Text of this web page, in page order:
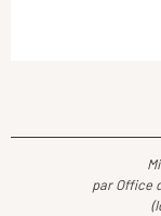
par Office